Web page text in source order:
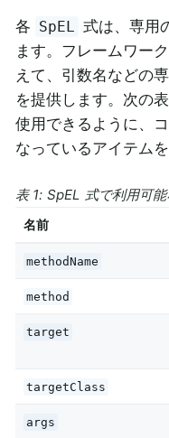
各 SpEL 式は、専用
ます。フレームワー
えて、引数名などの
を提供します。次の
使用できるように、
なっているアイテム
表 1: SpEL 式で利用可
名前
methodName
method
target
targetClass
args